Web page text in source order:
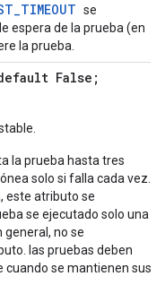
se
espera de la prueba (en
la prueba.
False;
la prueba hasta tres
solo si falla cada vez.
este atributo se
se ejecutado solo una
general, no se
las pruebas deben
cuando se mantienen sus